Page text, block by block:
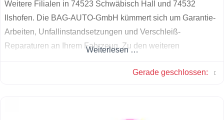
Weitere Filialen in 74523 Schwäbisch Hall und 74532
Ilshofen. Die BAG-AUTO-GmbH kümmert sich um Garantie-
Arbeiten, Unfallinstandsetzungen und Verschleiß-
Reparaturen an Ihrem Fahrzeug. Zu den weiteren
Reifenservice, Plakettenservice, TÜV/AU, Hol- und Bring
Weiterlesen …
Gerade geschlossen: